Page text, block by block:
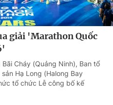
giải 'Marathon Quốc
Cháy (Quảng Ninh), Ban tổ
Hạ Long (Halong Bay
tổ chức Lễ công bố kế